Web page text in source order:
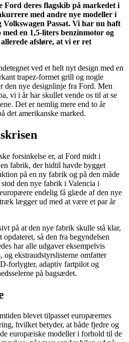
Ford deres flagskib på markedet i
med andre nye modeller i
Volkswagen Passat. Vi har nu haft
en 1,5-liters benzinmotor og
afsløre, at vi er ret
ved et helt nyt design med en
trapez-formet grill og nogle
den nye designlinje fra Ford. Men
vi i år har skullet vende os til at se
Det er nemlig mere end to år
det amerikanske marked.
forsinkelse er, at Ford midt i
fabrik, der hidtil havde bygget
på en ny fabrik og på den måde
den nye fabrik i Valencia i
endelig få glæde af den nye
lægger ud med at være et par år
på at den nye fabrik skulle stå klar,
så den fra begyndelsen
har alle udgaver eksempelvis
og ekstraudstyrslisterne omfatter
forlygter, adaptiv fartpilot og
på bagsædet.
blevet tilpasset europæernes
hvilket betyder, at både fjedre og
europæiske modeller i forhold til de